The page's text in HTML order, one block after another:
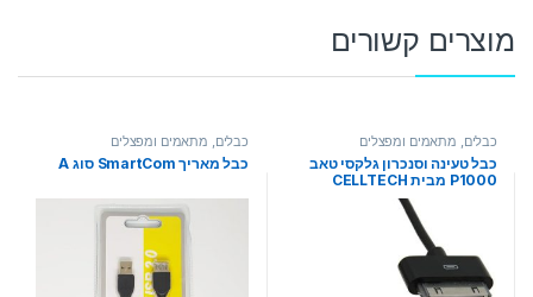
מוצרים קשורים
כבלים, מתאמים ומפצלים
כבל טעינה וסנכרון גלקסי טאב
P1000 מבית CELLTECH
כבלים, מתאמים ומפצלים
כבל מאריך SmartCom סוג A